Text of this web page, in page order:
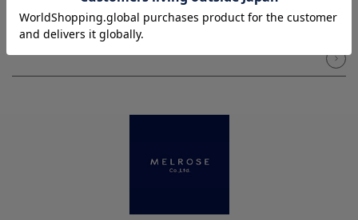
NEWSLETTER メルマガ登録